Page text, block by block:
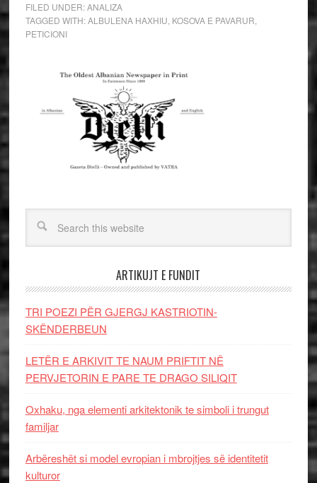
FILED UNDER:ANALIZA
TAGGED WITH:ALBULENA HAXHIU KOSOVA E PAVARUR
PETICIONI
ARTIKUJT E FUNDIT
TRI POEZI PËR GJERGJ KASTRIOTIN-
SKËNDERBEUN
LETËR E ARKIVIT TE NAUM PRIFTIT NË
PERVJETORIN E PARE TE DRAGO SILIQIT
Oxhaku, nga elementi arkitektonik te simboli i trungut
familjar
Arbëreshët si model evropian i mbrojtjes së identitetit
kulturor